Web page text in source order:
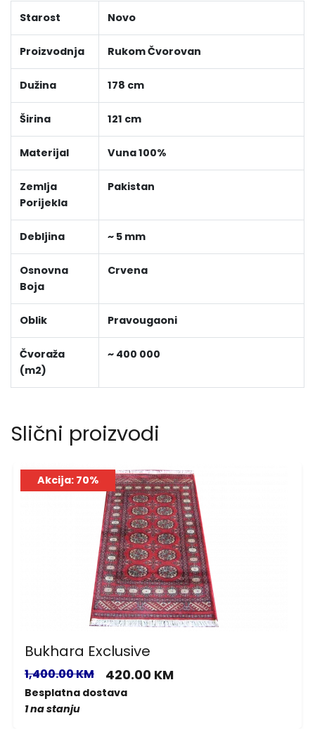
Starost Novo
Proizvodnja Rukom Čvorovan
Dužina 178 cm
Širina 121 cm
Materijal Vuna 100%
Zemlja
Porijekla
Pakistan
Debljina ~ 5 mm
Osnovna
Boja
Crvena
Oblik Pravougaoni
Čvoraža
(m2)
~ 400 000
Slični proizvodi
Akcija: 70%
Bukhara Exclusive
1,400.00 KM 420.00 KM
Besplatna dostava
1 na stanju